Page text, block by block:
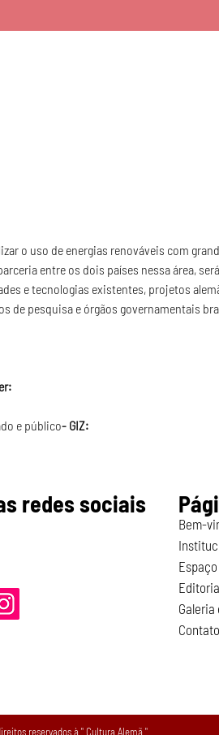
o uso de energias renováveis com
entre os dois países nessa área,
e tecnologias existentes, projetos
de pesquisa e órgãos governamentais
e público- GIZ:
redes sociais
Bem-
Galeria
Contato
reservados à " Cultura Alemã "